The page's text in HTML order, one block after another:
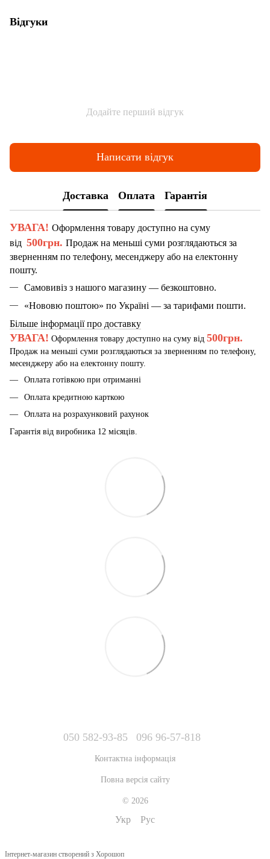
Відгуки
Додайте перший відгук
Написати відгук
Доставка Оплата Гарантія
УВАГА! Оформлення товару доступно на суму
від 500грн. Продаж на меньші суми розглядаються за
зверненням по телефону, месенджеру або на електонну
пошту.
Самовивіз з нашого магазину — безкоштовно.
«Нововю поштою» по Україні — за тарифами пошти.
Більше інформації про доставку
УВАГА! Оформлення товару доступно на суму від 500грн.
Продаж на меньші суми розглядаються за зверненням по телефону,
месенджеру або на електонну пошту.
Оплата готівкою при отриманні
Оплата кредитною карткою
Оплата на розрахунковий рахунок
Гарантія від виробника 12 місяців.
050 582-93-85 096 96-57-818
Контактна інформація
Повна версія сайту
© 2026
Укр Рус
Інтернет-магазин створений з Хорошоп